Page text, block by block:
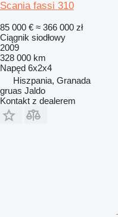
Scania fassi 310
85 000 € ≈ 366 000 zł
Ciągnik siodłowy
2009
328 000 km
Napęd 6x2x4
Hiszpania, Granada
gruas Jaldo
Kontakt z dealerem